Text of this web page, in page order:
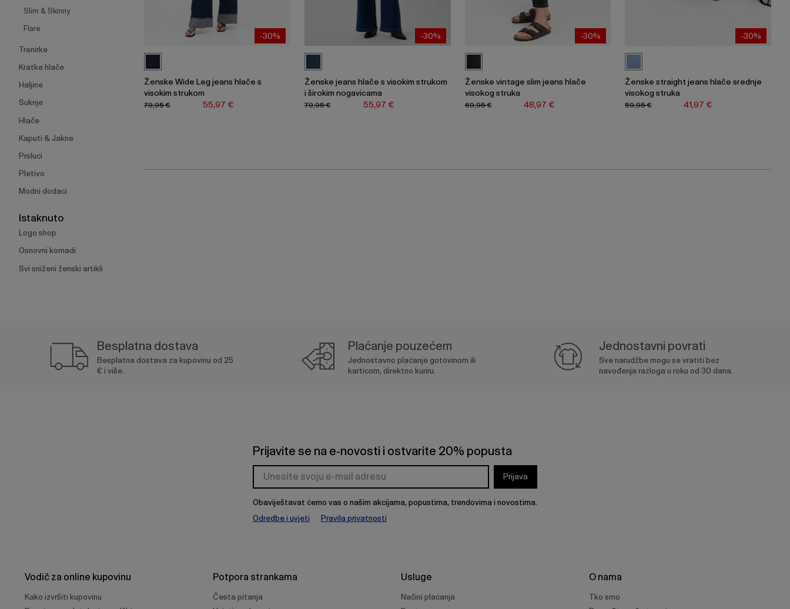
Slim & Skinny
Flare
Trenirke
Kratke hlače
Haljine
Suknje
Hlače
Kaputi & Jakne
Prsluci
Pletivo
Modni dodaci
Istaknuto
Logo shop
Osnovni komadi
Svi sniženi ženski artikli
-30%
Ženske Wide Leg jeans hlače s
visokim strukom
55,97 €
79,95 €
-30%
Ženske jeans hlače s visokim strukom
i širokim nogavicama
55,97 €
79,95 €
-30%
Ženske vintage slim jeans hlače
visokog struka
48,97 €
69,95 €
-30%
Ženske straight jeans hlače srednje
visokog struka
41,97 €
59,95 €
Besplatna dostava
Besplatna dostava za kupovinu od 25
€ i više.
Plaćanje pouzećem
Jednostavno plaćanje gotovinom ili
karticom, direktno kuriru.
Jednostavni povrati
Sve narudžbe mogu se vratiti bez
navođenja razloga u roku od 30 dana.
Prijavite se na e-novosti i ostvarite 20% popusta
Prijava
Obaviještavat ćemo vas o našim akcijama, popustima, trendovima i novostima.
Odredbe i uvjeti
Pravila privatnosti
Vodič za online kupovinu
Kako izvršiti kupovinu
Potpora strankama
Česta pitanja
Usluge
Načini plaćanja
O nama
Tko smo